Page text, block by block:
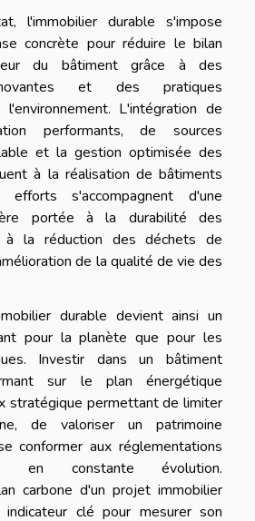
l'immobilier durable s'impose
concrète pour réduire le bilan
du bâtiment grâce à des
et des pratiques
L'intégration de
performants, de sources
et la gestion optimisée des
à la réalisation de bâtiments
efforts s'accompagnent d'une
portée à la durabilité des
à la réduction des déchets de
de la qualité de vie des
durable devient ainsi un
pour la planète que pour les
Investir dans un bâtiment
sur le plan énergétique
stratégique permettant de limiter
de valoriser un patrimoine
conformer aux réglementations
en constante évolution.
carbone d'un projet immobilier
clé pour mesurer son